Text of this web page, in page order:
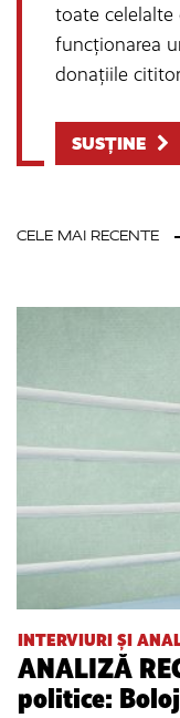
toate celelalte
funcționarea
donațiile
SUSȚINE
CELE MAI RECENTE
INTERVIURI ȘI
ANALIZĂ
politice: